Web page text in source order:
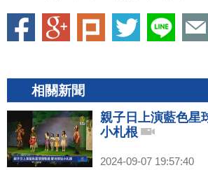
相關新聞
親子日上演藍色星
小札根
2024-09-07 19:57:40